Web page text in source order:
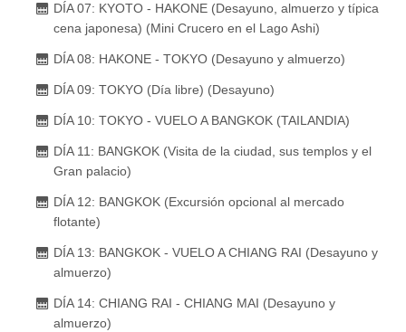
DÍA 07: KYOTO - HAKONE (Desayuno, almuerzo y típica
cena japonesa) (Mini Crucero en el Lago Ashi)
DÍA 08: HAKONE - TOKYO (Desayuno y almuerzo)
DÍA 09: TOKYO (Día libre) (Desayuno)
DÍA 10: TOKYO - VUELO A BANGKOK (TAILANDIA)
DÍA 11: BANGKOK (Visita de la ciudad, sus templos y el
Gran palacio)
DÍA 12: BANGKOK (Excursión opcional al mercado
flotante)
DÍA 13: BANGKOK - VUELO A CHIANG RAI (Desayuno y
almuerzo)
DÍA 14: CHIANG RAI - CHIANG MAI (Desayuno y
almuerzo)